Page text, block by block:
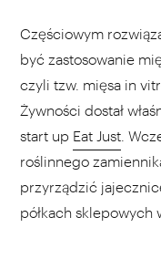
Częściowym
być zastosowanie
czyli tzw. mięsa in
Żywności dostał
start up Eat Just .
roślinnego
przyrządzić
półkach sklepowych